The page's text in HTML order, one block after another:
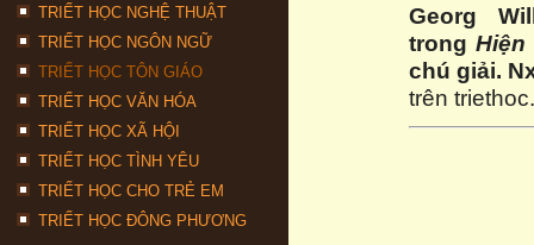
TRIẾT HỌC NGHỆ THUẬT
TRIẾT HỌC NGÔN NGỮ
TRIẾT HỌC TÔN GIÁO
TRIẾT HỌC VĂN HÓA
TRIẾT HỌC XÃ HỘI
TRIẾT HỌC TÌNH YÊU
TRIẾT HỌC CHO TRẺ EM
TRIẾT HỌC ĐÔNG PHƯƠNG
Georg
trong
chú giải.
trên